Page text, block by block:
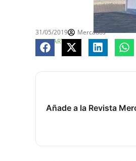
31/05/2019
Mercados
COMPARTE
Añade a la Revista